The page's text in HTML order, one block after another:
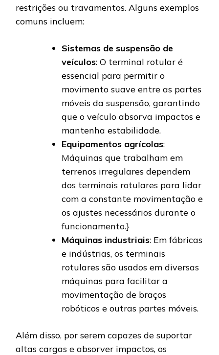
restrições ou travamentos. Alguns exemplos
comuns incluem:
Sistemas de suspensão de
veículos: O terminal rotular é
essencial para permitir o
movimento suave entre as partes
móveis da suspensão, garantindo
que o veículo absorva impactos e
mantenha estabilidade.
Equipamentos agrícolas:
Máquinas que trabalham em
terrenos irregulares dependem
dos terminais rotulares para lidar
com a constante movimentação e
os ajustes necessários durante o
funcionamento.}
Máquinas industriais: Em fábricas
e indústrias, os terminais
rotulares são usados em diversas
máquinas para facilitar a
movimentação de braços
robóticos e outras partes móveis.
Além disso, por serem capazes de suportar
altas cargas e absorver impactos, os